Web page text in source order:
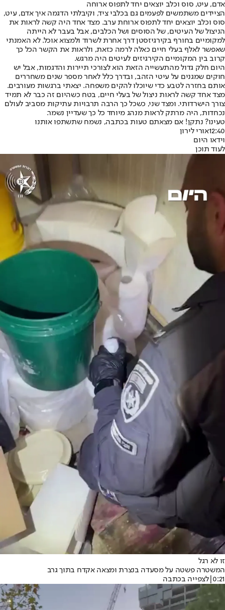
אדם, עיט, סוס וכלב יוצאים יחד לתפוס ארוחה
הציידים משתמשים לפעמים גם בכלבי ציד, וקיבלתי הדגמה איך אדם, עיט,
סוס וכלב יוצאים יחד לתפוס ארוחת ערב. מצד אחד היה קשה לראות את
הניצול של העיטים, של הסוסים ושל הכלבים, אבל בעבר לא הייתה
למקומיים בחורף בקירגיזסטן דרך אחרת לשרוד ולמצוא אוכל. לא האמנתי
שאפשר לאלף בעלי חיים כאלה לרמה כזאת, ולראות את הקשר הכל כך
קרוב בין המקומיים הקירגיזים לעיטים היה מרגש.
היום חלק גדול מהתעשייה הזאת הוא לצורכי תיירות והדגמות, אבל יש
חוקים שמגנים על עיטי הזהב, ובדרך כלל לאחר מספר שנים משחררים
אותם בחזרה לטבע כדי שיוכלו להקים משפחה. יצאתי ברגשות מעורבים.
מצד אחד קשה לראות ניצול של בעלי חיים, בטח כשהיום זה כבר לא תמיד
צורך הישרדותי. ומצד שני, כשכל כך הרבה תרבויות עתיקות מסביב לעולם
נכחדות, היה מרתק לראות מנהג מיוחד כל כך שעדיין נשמר.
טעינו? נתקן! אם מצאתם טעות בכתבה, נשמח שתשתפו אותנו
12:40אורי לירון
וידאו היום
לעוד תוכן
זו לא רגל
המשטרה פשטה על מסעדה בנצרת ומצאה אקדח בתוך גרב
0:21
|לצפייה בכתבה